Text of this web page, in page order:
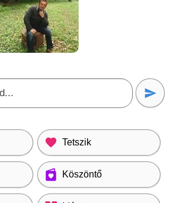
Tetszik
Köszöntő